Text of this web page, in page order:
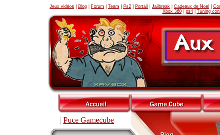
Jeux vidéos Blog Forum Team Ps2 Portail Jailbreak Cadeaux de Noel
Xbox 360| ps4| Tuning
Puce Gamecube